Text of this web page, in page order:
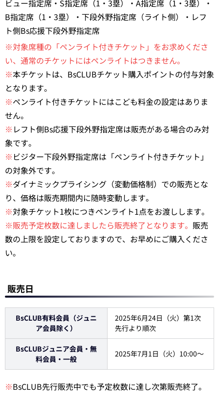
ビュー指定席・S指定席（1・3塁）・A指定席（1・3塁）・
B指定席（1・3塁）・下段外野指定席（ライト側）・レフ
ト側Bs応援下段外野指定席
※対象席種の「ペンライト付きチケット」をお求めくださ
い、通常のチケットにはペンライトはつきません。
※本チケットは、BsCLUBチケット購入ポイントの付与対象
となります。
※ペンライト付きチケットにはこども料金の設定はありま
せん。
※ レフト側Bs応援下段外野指定席は販売がある場合のみ対
象です。
※ ビジター下段外野指定席は「ペンライト付きチケット」
の対象外です。
※ダイナミックプライシング（変動価格制）での販売とな
り、価格は販売期間内に随時変動します。
※対象チケット1枚につきペンライト1点をお渡しします。
※販売予定枚数に達しましたら販売終了となります。 販売
数の上限を設定しておりますので、お早めにご購入くださ
い。
販売日
BsCLUB有料会員（ジュニ
ア会員除く）
2025年6月24日（火）第1次
先行より順次
BsCLUBジュニア会員・無
料会員・一般
2025年7月1日（火）10:00～
※BsCLUB先行販売中でも予定枚数に達し次第販売終了。